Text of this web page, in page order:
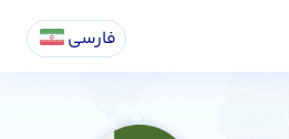
فارسی